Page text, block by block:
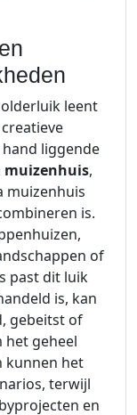
leent
liggende
muizenhuis,
muizenhuis
is.
of
past dit luik
is, kan
gebeitst of
het geheel
kunnen het
terwijl
en